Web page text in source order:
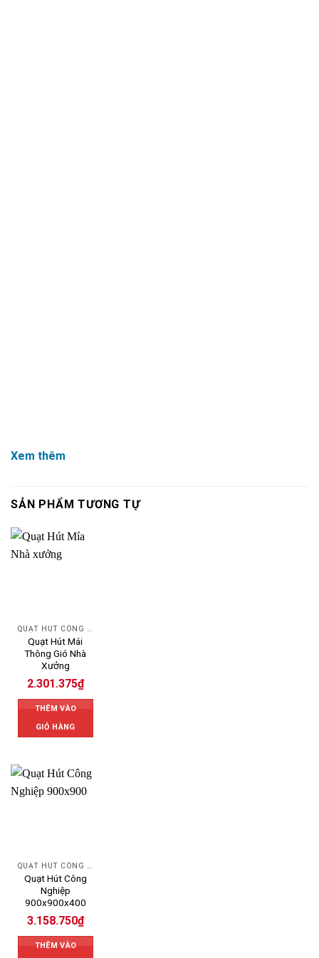
Xem thêm
SẢN PHẨM TƯƠNG TỰ
Quạt Hút Mái
Thông Gió Nhà
Xưởng
2.301.375₫
THÊM VÀO
GIỎ HÀNG
QUẠT HÚT CÔNG NGHIỆP
Quạt Hút Công
Nghiệp
900x900x400
3.158.750₫
THÊM VÀO